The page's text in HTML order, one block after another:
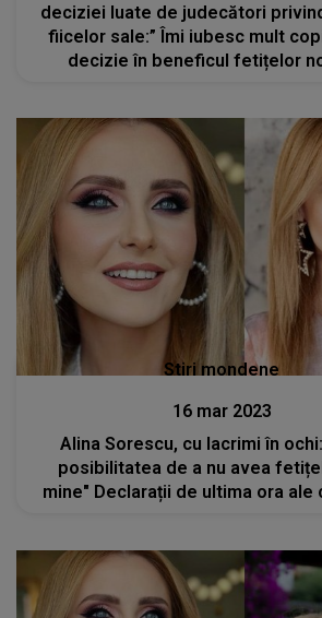
deciziei luate de judecători
fiicelor sale:” Îmi iubesc mult
decizie în beneficul fetițelor
Stiri mondene
16 mar 2023
Alina Sorescu, cu lacrimi în
posibilitatea de a nu avea
mine" Declarații de ultima ora ale